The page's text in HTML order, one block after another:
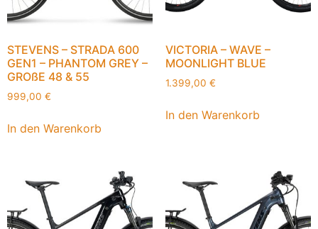
STEVENS – STRADA 600
GEN1 – PHANTOM GREY –
GROßE 48 & 55
999,00 €
In den Warenkorb
VICTORIA – WAVE –
MOONLIGHT BLUE
1.399,00 €
In den Warenkorb